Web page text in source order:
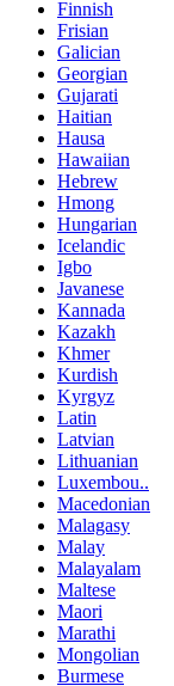
Finnish
Frisian
Galician
Georgian
Gujarati
Haitian
Hausa
Hawaiian
Hebrew
Hmong
Hungarian
Icelandic
Igbo
Javanese
Kannada
Kazakh
Khmer
Kurdish
Kyrgyz
Latin
Latvian
Lithuanian
Luxembou..
Macedonian
Malagasy
Malay
Malayalam
Maltese
Maori
Marathi
Mongolian
Burmese